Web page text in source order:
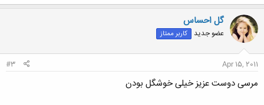
گل احساس
عضو جدید کاربر ممتاز
Apr 15, 2011
#3
مرسی دوست عزیز خیلی خوشگل بودن